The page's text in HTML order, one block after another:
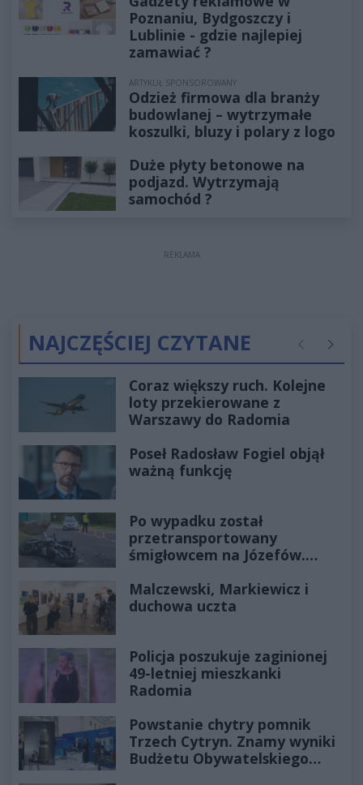
Poznaniu, Bydgoszczy i
Lublinie - gdzie najlepiej
zamawiać ?
ARTYKUŁ SPONSOROWANY
Odzież firmowa dla branży
budowlanej – wytrzymałe
koszulki, bluzy i polary z logo
Duże płyty betonowe na
podjazd. Wytrzymają
samochód ?
REKLAMA
NAJCZĘŚCIEJ CZYTANE Poprzednie
Coraz większy ruch. Kolejne
loty przekierowane z
Warszawy do Radomia
Poseł Radosław Fogiel objął
ważną funkcję
Po wypadku został
przetransportowany
śmigłowcem na Józefów.
Malczewski, Markiewicz i
duchowa uczta
Policja poszukuje zaginionej
49-letniej mieszkanki
Radomia
Powstanie chytry pomnik
Trzech Cytryn. Znamy wyniki
Budżetu Obywatelskiego